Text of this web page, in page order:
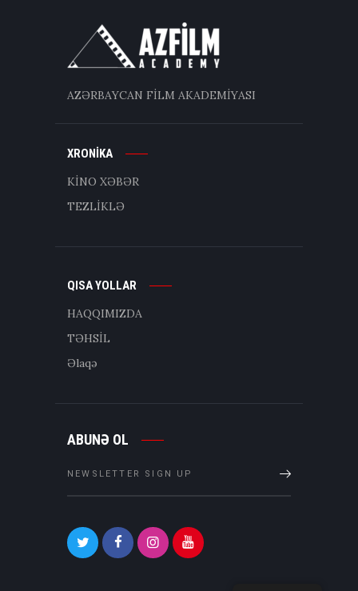
AZƏRBAYCAN FİLM AKADEMİYASI
XRONİKA
KİNO XƏBƏR
TEZLİKLƏ
QISA YOLLAR
HAQQIMIZDA
TƏHSİL
Əlaqə
ABUNƏ OL